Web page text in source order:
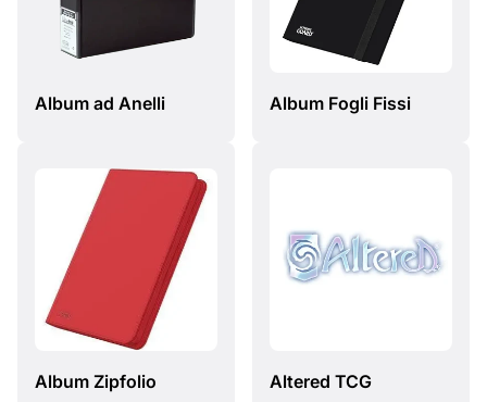
Album ad Anelli Album Fogli Fissi
Album Zipfolio Altered TCG